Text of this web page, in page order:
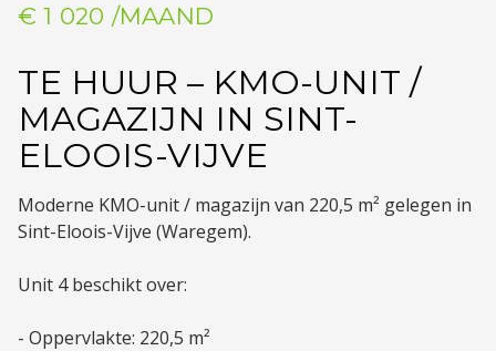
TE HUUR – KMO-UNIT /
MAGAZIJN IN SINT-
ELOOIS-VIJVE
€ 1 020 /MAAND
Moderne KMO-unit / magazijn van 220,5 m² gelegen in
Sint-Eloois-Vijve (Waregem).
Unit 4 beschikt over:
- Oppervlakte: 220,5 m²